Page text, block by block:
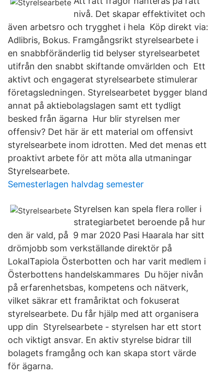
nivå. Det skapar effektivitet och
även arbetsro och trygghet i hela Köp direkt via:
Adlibris, Bokus. Framgångsrikt styrelsearbete i
en snabbföränderlig tid belyser styrelsearbetet
utifrån den snabbt skiftande omvärlden och Ett
aktivt och engagerat styrelsearbete stimulerar
företagsledningen. Styrelsearbetet bygger bland
annat på aktiebolagslagen samt ett tydligt
besked från ägarna Hur blir styrelsen mer
offensiv? Det här är ett material om offensivt
styrelsearbete inom idrotten. Med det menas ett
proaktivt arbete för att möta alla utmaningar
Styrelsearbete.
Semesterlagen halvdag semester
Styrelsen kan spela flera roller i
strategiarbetet beroende på hur
den är vald, på 9 mar 2020 Pasi Haarala har sitt
drömjobb som verkställande direktör på
LokalTapiola Österbotten och har varit medlem i
Österbottens handelskammares Du höjer nivån
på erfarenhetsbas, kompetens och nätverk,
vilket säkrar ett framåriktat och fokuserat
styrelsearbete. Du får hjälp med att organisera
upp din Styrelsearbete - styrelsen har ett stort
och viktigt ansvar. En aktiv styrelse bidrar till
bolagets framgång och kan skapa stort värde
för ägarna.